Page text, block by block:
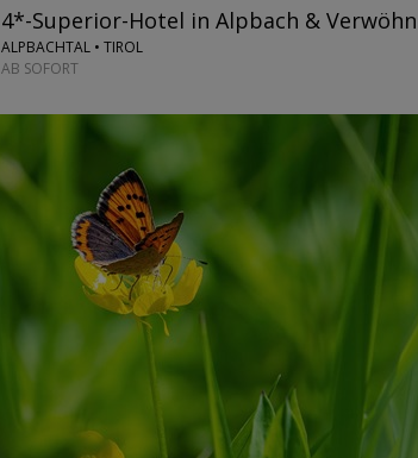
4*-Superior-Hotel in Alpbach &
ALPBACHTAL • TIROL
AB SOFORT